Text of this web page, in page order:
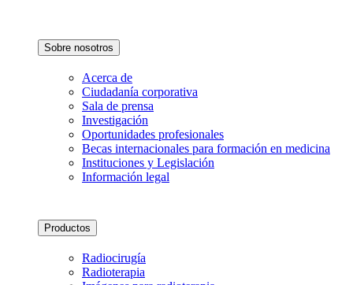
Sobre nosotros
Acerca de
Ciudadanía corporativa
Sala de prensa
Investigación
Oportunidades profesionales
Becas internacionales para formación en medicina
Instituciones y Legislación
Información legal
Productos
Radiocirugía
Radioterapia